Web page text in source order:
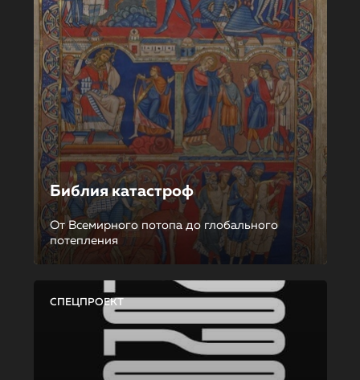
Библия катастроф
От Всемирного потопа до глобального
потепления
СПЕЦПРОЕКТ